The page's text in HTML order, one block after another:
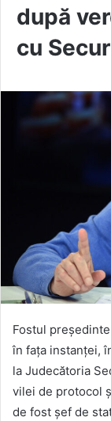
după
cu
Fostul
în fața instanței,
la Judecătoria
vilei de protocol
de fost șef de